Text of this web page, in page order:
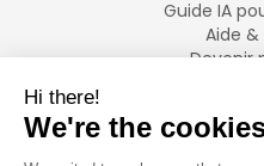
Guide IA
Aide
Devenir